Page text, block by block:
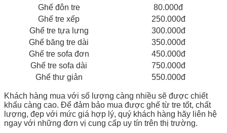
Ghế đôn tre
80.000đ
Ghế tre xếp
250.000đ
Ghế tre tựa lưng
300.000đ
Ghế băng tre dài
350.000đ
Ghế tre sofa đơn
450.000đ
Ghế tre sofa dài
750.000đ
Ghế thư giản
550.000đ
Khách hàng mua với số lượng càng nhiều sẽ được chiết
khấu càng cao. Để đảm bảo mua được ghế từ tre tốt, chất
lượng, đẹp với mức giá hợp lý, quý khách hàng hãy liên hệ
ngay với những đơn vị cung cấp uy tín trên thị trường.